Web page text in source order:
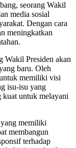
seorang Wakil
media sosial
Dengan cara
meningkatkan
Wakil Presiden akan
baru. Oleh
memiliki visi
isu-isu yang
kuat untuk melayani
memiliki
membangun
terhadap